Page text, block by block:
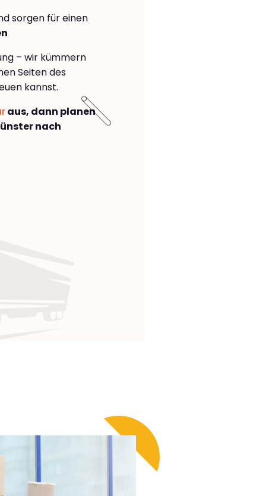
sorgen für einen
– wir kümmern
Seiten des
kannst.
aus, dann planen
nach